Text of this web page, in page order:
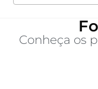
Conheça os